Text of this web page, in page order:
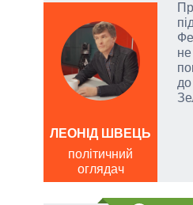
ЛЕОНІД ШВЕЦЬ
політичний
оглядач